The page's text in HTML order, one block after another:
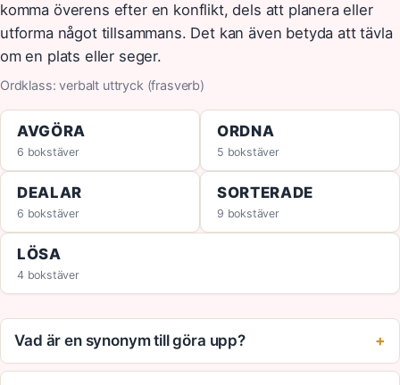
komma överens efter en konflikt, dels att planera eller
utforma något tillsammans. Det kan även betyda att tävla
om en plats eller seger.
Ordklass: verbalt uttryck (frasverb)
AVGÖRA
6 bokstäver
ORDNA
5 bokstäver
DEALAR
6 bokstäver
SORTERADE
9 bokstäver
LÖSA
4 bokstäver
Vad är en synonym till göra upp?